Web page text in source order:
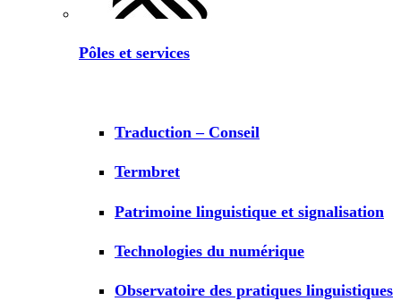
Pôles et services
Traduction – Conseil
Termbret
Patrimoine linguistique et signalisation
Technologies du numérique
Observatoire des pratiques linguistiques